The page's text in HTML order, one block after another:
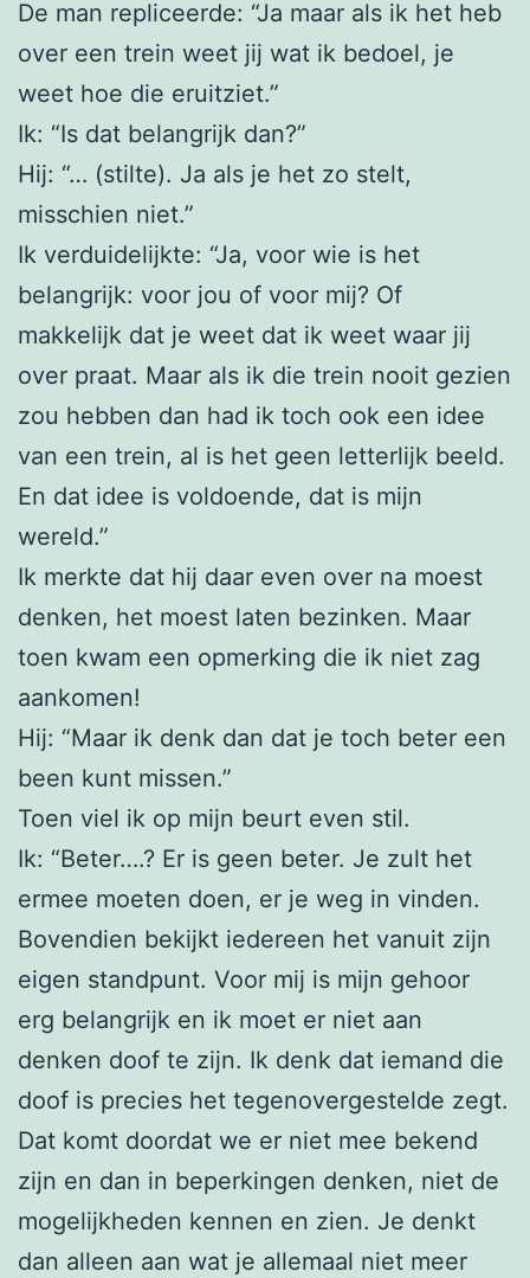
De man repliceerde: “Ja maar als ik het heb
over een trein weet jij wat ik bedoel, je
weet hoe die eruitziet.”
Ik: “Is dat belangrijk dan?”
Hij: “… (stilte). Ja als je het zo stelt,
misschien niet.”
Ik verduidelijkte: “Ja, voor wie is het
belangrijk: voor jou of voor mij? Of
makkelijk dat je weet dat ik weet waar jij
over praat. Maar als ik die trein nooit gezien
zou hebben dan had ik toch ook een idee
van een trein, al is het geen letterlijk beeld.
En dat idee is voldoende, dat is mijn
wereld.”
Ik merkte dat hij daar even over na moest
denken, het moest laten bezinken. Maar
toen kwam een opmerking die ik niet zag
aankomen!
Hij: “Maar ik denk dan dat je toch beter een
been kunt missen.”
Toen viel ik op mijn beurt even stil.
Ik: “Beter….? Er is geen beter. Je zult het
ermee moeten doen, er je weg in vinden.
Bovendien bekijkt iedereen het vanuit zijn
eigen standpunt. Voor mij is mijn gehoor
erg belangrijk en ik moet er niet aan
denken doof te zijn. Ik denk dat iemand die
doof is precies het tegenovergestelde zegt.
Dat komt doordat we er niet mee bekend
zijn en dan in beperkingen denken, niet de
mogelijkheden kennen en zien. Je denkt
dan alleen aan wat je allemaal niet meer